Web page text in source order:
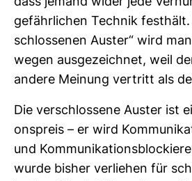
gefähr­li­chen Technik
schlos­senen Auster“ wird
wegen aus­ge­zeichnet, weil
andere Mei­nung ver­tritt als
Die ver­schlos­sene Auster ist
ons­preis – er wird
und
wurde bisher ver­liehen für